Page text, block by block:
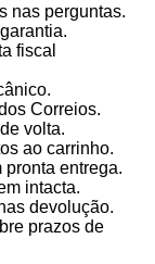
nas perguntas.
fiscal
Correios.
volta.
ao carrinho.
pronta entrega.
intacta.
devolução.
prazos de